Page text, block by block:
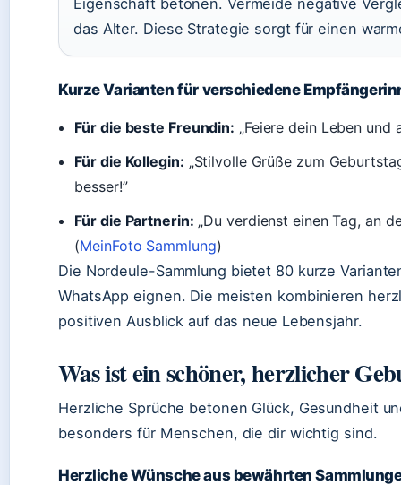
das Alter. Diese Strategie sorgt für einen
Kurze Varianten für verschiedene
Für die beste Freundin: „Feiere dein Leben und
Für die Kollegin: „Stilvolle Grüße zum
besser!”
Für die Partnerin: „Du verdienst einen Tag, an
(MeinFoto Sammlung)
Die Nordeule-Sammlung bietet 80 kurze
WhatsApp eignen. Die meisten kombinieren
positiven Ausblick auf das neue Lebensjahr.
Was ist ein schöner, herzlicher
Herzliche Sprüche betonen Glück, Gesundheit
besonders für Menschen, die dir wichtig sind.
Herzliche Wünsche aus bewährten